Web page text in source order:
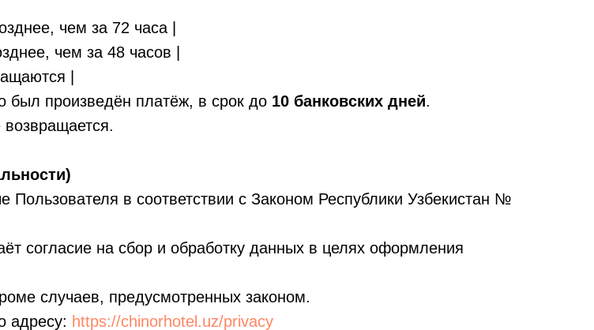
чем за 72 часа |
чем за 48 часов |
|
был произведён платёж, в срок до 10 банковских дней.
в соответствии с Законом Республики Узбекистан №
согласие на сбор и обработку данных в целях оформления
случаев, предусмотренных законом.
адресу: https://chinorhotel.uz/privacy